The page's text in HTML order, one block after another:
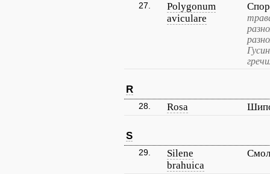
27.
Polygonum
aviculare
R
28. Rosa
S
29.
Silene
brahuica